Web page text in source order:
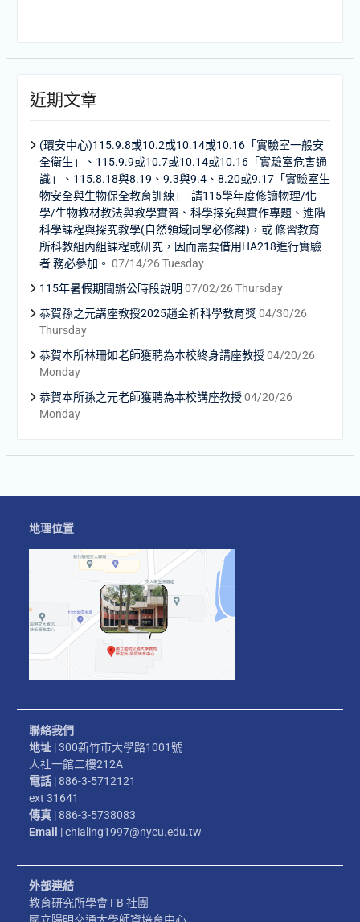
近期文章
(環安中心)115.9.8或10.2或10.14或10.16「實驗室一般安
全衛生」、115.9.9或10.7或10.14或10.16「實驗室危害通
識」、115.8.18與8.19、9.3與9.4、8.20或9.17「實驗室生
物安全與生物保全教育訓練」 -請115學年度修讀物理/化
學/生物教材教法與教學實習、科學探究與實作專題、進階
科學課程與探究教學(自然領域同學必修課)，或 修習教育
所科教組丙組課程或研究，因而需要借用HA218進行實驗
者 務必參加。 07/14/26 Tuesday
115年暑假期間辦公時段說明 07/02/26 Thursday
恭賀孫之元講座教授2025趙金祈科學教育獎 04/30/26
Thursday
恭賀本所林珊如老師獲聘為本校終身講座教授 04/20/26
Monday
恭賀本所孫之元老師獲聘為本校講座教授 04/20/26
Monday
地理位置
聯絡我們
地址 | 300新竹市大學路1001號
人社一館二樓212A
電話 | 886-3-5712121
ext 31641
傳真 | 886-3-5738083
Email | chialing1997@nycu.edu.tw
外部連結
教育研究所學會 FB 社團
國立陽明交通大學師資培育中心